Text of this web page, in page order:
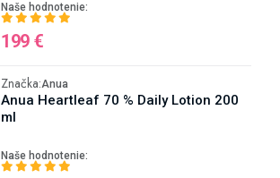
Naše hodnotenie:
199 €
Značka:Anua
Anua Heartleaf 70 % Daily Lotion 200
ml
Naše hodnotenie: